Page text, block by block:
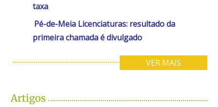
taxa
Pé-de-Meia Licenciaturas: resultado da
primeira chamada é divulgado
VER MAIS
Artigos